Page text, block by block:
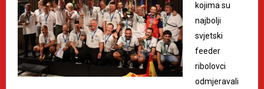
kojima su
najbolji
svjetski
feeder
ribolovci
odmjeravali